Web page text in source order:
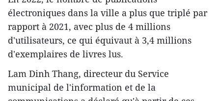
électroniques dans la ville a plus que triplé par
rapport à 2021, avec plus de 4 millions
d'utilisateurs, ce qui équivaut à 3,4 millions
d'exemplaires de livres lus.
Lam Dinh Thang, directeur du Service
municipal de l'information et de la